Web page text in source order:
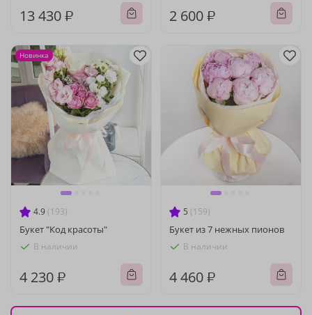
13 430 ₽ 2 600 ₽
4.9 (193)
Букет "Код красоты"
В наличии
4 230 ₽
Новинка
5 (159)
Букет из 7 нежных пионов
В наличии
4 460 ₽